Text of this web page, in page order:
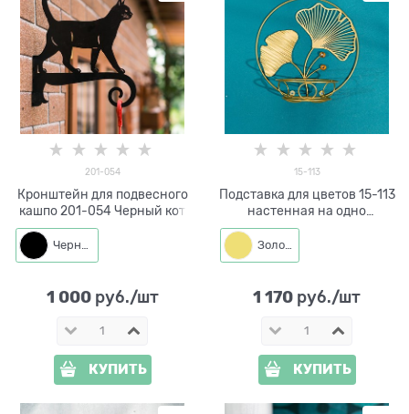
201-054
Кронштейн для подвесного
кашпо 201-054 Черный кот
Черный
1 000 руб./шт
КУПИТЬ
15-113
Подставка для цветов 15-113
настенная на одно
растение
Золото
1 170 руб./шт
КУПИТЬ